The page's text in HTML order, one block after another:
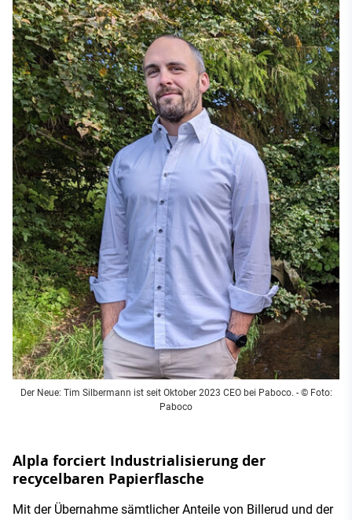
Der Neue: Tim Silbermann ist seit Oktober 2023 CEO bei Paboco. - © Foto:
Paboco
Alpla forciert Industrialisierung der
recycelbaren Papierflasche
Mit der Übernahme sämtlicher Anteile von Billerud und der